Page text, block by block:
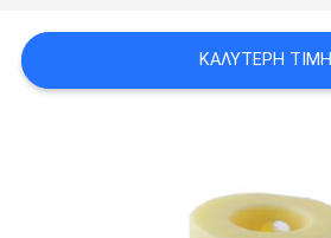
ΜΙΑ
ΠΡΟΣΦΟΡΆ
ΙΣΤΟΣΕΛΊΔΑΣ
ΚΑΛΎΤΕΡΗ ΤΙΜΉ